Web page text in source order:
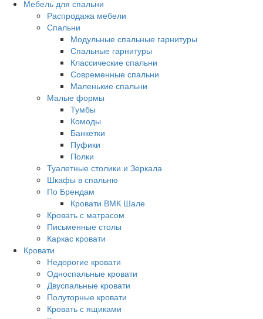
Мебель для спальни
Распродажа мебели
Спальни
Модульные спальные гарнитуры
Спальные гарнитуры
Классические спальни
Современные спальни
Маленькие спальни
Малые формы
Тумбы
Комоды
Банкетки
Пуфики
Полки
Туалетные столики и Зеркала
Шкафы в спальню
По Брендам
Кровати ВМК Шале
Кровать с матрасом
Письменные столы
Каркас кровати
Кровати
Недорогие кровати
Односпальные кровати
Двуспальные кровати
Полуторные кровати
Кровать с ящиками